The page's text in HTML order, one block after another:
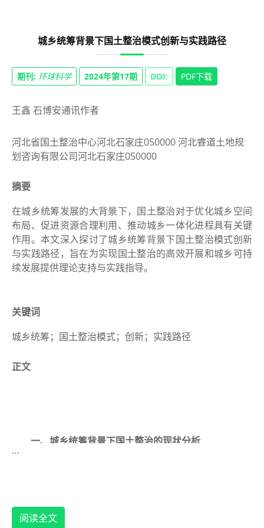
城乡统筹背景下国土整治模式创新与实践路径
期刊: 环球科学 2024年第17期 DOI: PDF下载
王鑫 石博安通讯作者
河北省国土整治中心河北石家庄050000 河北睿道土地规
划咨询有限公司河北石家庄050000
摘要
在城乡统筹发展的大背景下，国土整治对于优化城乡空间
布局、促进资源合理利用、推动城乡一体化进程具有关键
作用。本文深入探讨了城乡统筹背景下国土整治模式创新
与实践路径，旨在为实现国土整治的高效开展和城乡可持
续发展提供理论支持与实践指导。
关键词
城乡统筹；国土整治模式；创新；实践路径
正文
一、城乡统筹背景下国土整治的现状分析
耕地质量，改善了农村生产生活条件，促进了城乡土地资
...
阅读全文